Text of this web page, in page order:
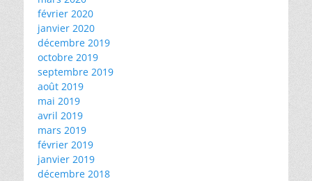
février 2020
janvier 2020
décembre 2019
octobre 2019
septembre 2019
août 2019
mai 2019
avril 2019
mars 2019
février 2019
janvier 2019
décembre 2018